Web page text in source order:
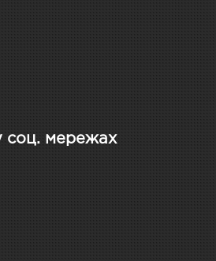
соц. мережах